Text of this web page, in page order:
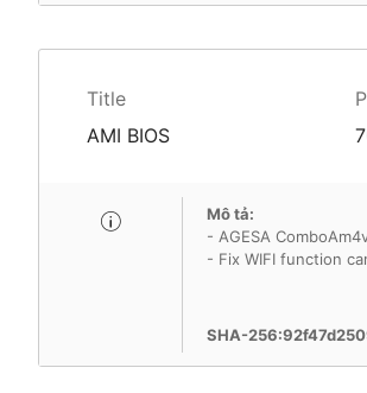
Title
AMI BIOS
Mô tả:
- AGESA
- Fix WIFI function
SHA-